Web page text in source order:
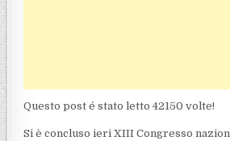
Questo post é stato letto 42150 volte!
Si è concluso ieri XIII Congresso